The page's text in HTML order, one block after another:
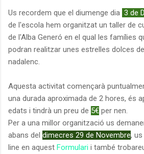
Us recordem que el diumenge dia 3 de
de l'escola hem organitzat un taller de
de l'Alba Generó en el qual les famílies
podran realitzar unes estrelles dolces
nadalenc.
Aquesta activitat començarà
una durada aproximada de 2 hores, és
edats i tindrà un preu de 5€ per nen.
Per a una millor organització us
abans del dimecres 29 de Novembre,
line en aquest Formulari i també